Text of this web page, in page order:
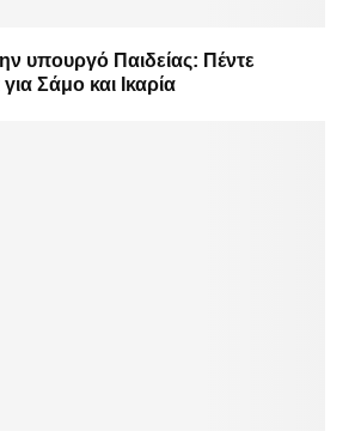
υπουργό Παιδείας: Πέντε
Σάμο και Ικαρία